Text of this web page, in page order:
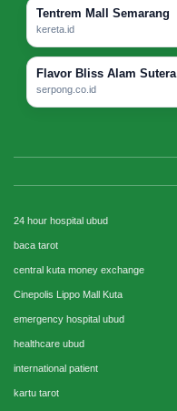
Tentrem Mall Semarang
kereta.id
Flavor Bliss Alam Sutera
serpong.co.id
24 hour hospital ubud
baca tarot
central kuta money exchange
Cinepolis Lippo Mall Kuta
emergency hospital ubud
healthcare ubud
international patient
kartu tarot